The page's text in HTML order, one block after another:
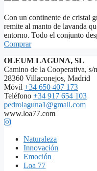
Con un continente de cristal
remite al manto de lavanda
entorno. Todo el conjunto
Comprar
OLEUM LAGUNA, SL
Camino de la Cooperativa, s/n
28360 Villaconejos, Madrid
Móvil +34 650 407 173
Teléfono +34 917 654 103
pedrolaguna1@gmail.com
www.loa77.com
Naturaleza
Innovación
Emoción
Loa 77